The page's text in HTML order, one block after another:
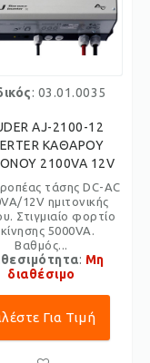
: 03.01.0035
AJ-2100-12
ΚΑΘΑΡΟΥ
2100VA 12V
τάσης DC-AC
12V ημιτονικής
Στιγμιαίο φορτίο
5000VA.
Βαθμός...
: Μη
διαθέσιμο
Για Τιμή